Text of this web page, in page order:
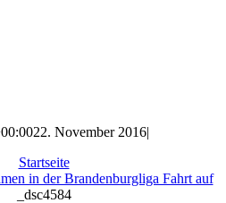
22. November 2016|
Startseite
in der Brandenburgliga Fahrt auf
_dsc4584